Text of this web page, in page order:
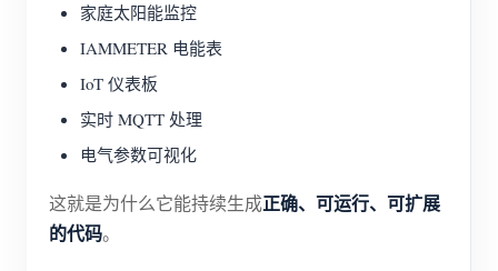
家庭太阳能监控
IAMMETER 电能表
IoT 仪表板
实时 MQTT 处理
电气参数可视化
这就是为什么它能持续生成正确、可运行、可扩展
的代码。